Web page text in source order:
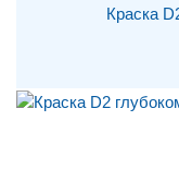
Краска